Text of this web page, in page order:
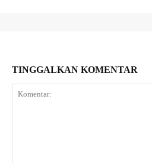
TINGGALKAN KOMENTAR